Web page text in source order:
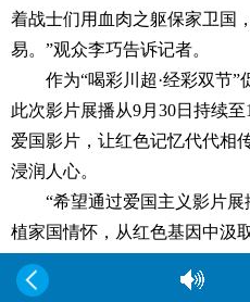
着战士们用血肉之躯保家卫国
易。”观众李巧告诉记者。
作为“喝彩川超·经彩双节”
此次影片展播从9月30日持续
爱国影片，让红色记忆代代相
浸润人心。
“希望通过爱国主义影片
植家国情怀，从红色基因中汲
设家乡的磅礴力量。”达州东
艺表示。